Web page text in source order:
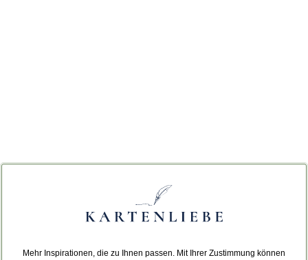
Mehr Inspirationen, die zu Ihnen passen. Mit Ihrer Zustimmung können